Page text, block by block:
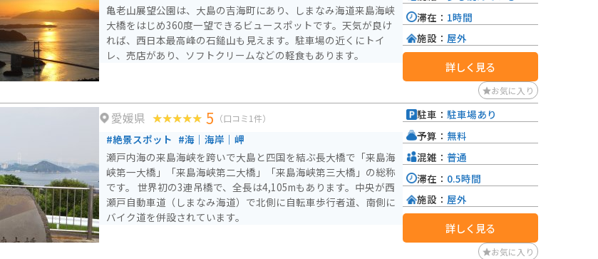
亀老山展望公園は、大島の吉海町にあり、しまなみ海道来島海峡
大橋をはじめ360度一望できるビュースポットです。天気が良け
れば、西日本最高峰の石鎚山も見えます。駐車場の近くにトイ
レ、売店があり、ソフトクリームなどの軽食もあります。
滞在： 1時間
施設： 屋外
詳しく見る
お気に入り
愛媛県 5 （口コミ1件）
#絶景スポット #海｜海岸｜岬
瀬戸内海の来島海峡を跨いで大島と四国を結ぶ長大橋で「来島海
峡第一大橋」「来島海峡第二大橋」「来島海峡第三大橋」の総称
です。 世界初の3連吊橋で、全長は4,105mもあります。中央が西
瀬戸自動車道（しまなみ海道）で北側に自転車歩行者道、南側に
バイク道を併設されています。
駐車： 駐車場あり
予算： 無料
混雑： 普通
滞在： 0.5時間
施設： 屋外
詳しく見る
お気に入り